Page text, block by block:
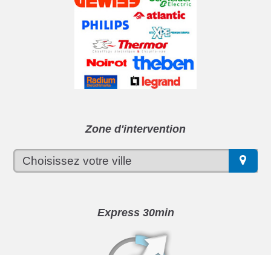
Zone d'intervention
Express 30min